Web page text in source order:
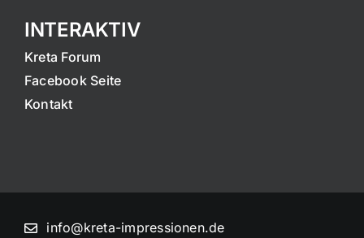
INTERAKTIV
Kreta Forum
Facebook Seite
Kontakt
info@kreta-impressionen.de